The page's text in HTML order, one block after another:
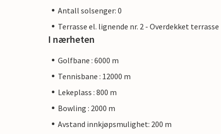
Antall solsenger: 0
Terrasse el. lignende nr. 2 - Overdekket terrasse
I nærheten
Golfbane : 6000 m
Tennisbane : 12000 m
Lekeplass : 800 m
Bowling : 2000 m
Avstand innkjøpsmulighet: 200 m